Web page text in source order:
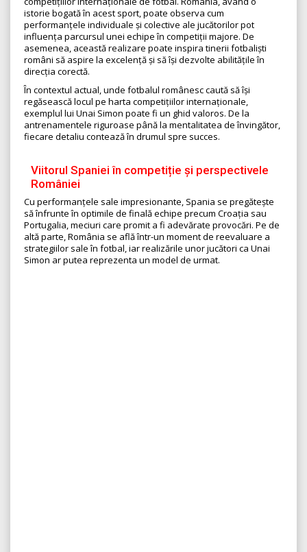
istorie bogată în acest sport, poate observa cum
performanțele individuale și colective ale jucătorilor pot
influența parcursul unei echipe în competiții majore. De
asemenea, această realizare poate inspira tinerii fotbaliști
români să aspire la excelență și să își dezvolte abilitățile în
direcția corectă.
În contextul actual, unde fotbalul românesc caută să își
regăsească locul pe harta competițiilor internaționale,
exemplul lui Unai Simon poate fi un ghid valoros. De la
antrenamentele riguroase până la mentalitatea de învingător,
fiecare detaliu contează în drumul spre succes.
Viitorul Spaniei în competiție și perspectivele
României
Cu performanțele sale impresionante, Spania se pregătește
să înfrunte în optimile de finală echipe precum Croația sau
Portugalia, meciuri care promit a fi adevărate provocări. Pe de
altă parte, România se află într-un moment de reevaluare a
strategiilor sale în fotbal, iar realizările unor jucători ca Unai
Simon ar putea reprezenta un model de urmat.